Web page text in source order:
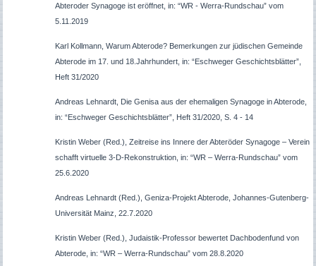
Abteroder Synagoge ist eröffnet, in: “WR - Werra-Rundschau” vom
5.11.2019
Karl Kollmann, Warum Abterode? Bemerkungen zur jüdischen Gemeinde
Abterode im 17. und 18.Jahrhundert, in: “Eschweger Geschichtsblätter”,
Heft 31/2020
Andreas Lehnardt, Die Genisa aus der ehemaligen Synagoge in Abterode,
in: “Eschweger Geschichtsblätter”, Heft 31/2020, S. 4 - 14
Kristin Weber (Red.), Zeitreise ins Innere der Abteröder Synagoge – Verein
schafft virtuelle 3-D-Rekonstruktion, in: “WR – Werra-Rundschau” vom
25.6.2020
Andreas Lehnardt (Red.), Geniza-Projekt Abterode, Johannes-Gutenberg-
Universität Mainz, 22.7.2020
Kristin Weber (Red.), Judaistik-Professor bewertet Dachbodenfund von
Abterode, in: “WR – Werra-Rundschau” vom 28.8.2020